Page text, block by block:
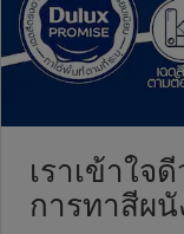
เราเข้าใจ
การทาสีผนั